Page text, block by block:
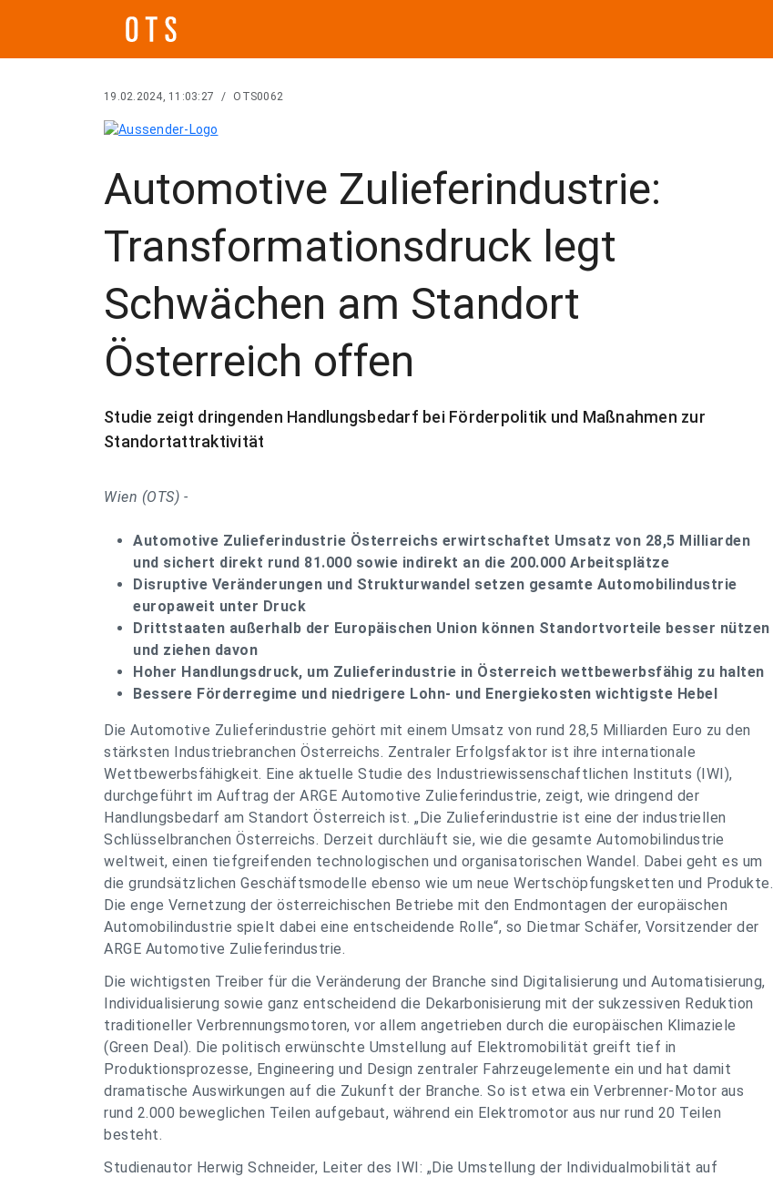
19.02.2024, 11:03:27 / OTS0062
Automotive Zulieferindustrie:
Transformationsdruck legt
Schwächen am Standort
Österreich offen
Studie zeigt dringenden Handlungsbedarf bei Förderpolitik und Maßnahmen zur
Standortattraktivität
Wien (OTS) -
Automotive Zulieferindustrie Österreichs erwirtschaftet Umsatz von 28,5 Milliarden
und sichert direkt rund 81.000 sowie indirekt an die 200.000 Arbeitsplätze
Disruptive Veränderungen und Strukturwandel setzen gesamte Automobilindustrie
europaweit unter Druck
Drittstaaten außerhalb der Europäischen Union können Standortvorteile besser nützen
und ziehen davon
Hoher Handlungsdruck, um Zulieferindustrie in Österreich wettbewerbsfähig zu halten
Bessere Förderregime und niedrigere Lohn- und Energiekosten wichtigste Hebel
Die Automotive Zulieferindustrie gehört mit einem Umsatz von rund 28,5 Milliarden Euro zu den
stärksten Industriebranchen Österreichs. Zentraler Erfolgsfaktor ist ihre internationale
Wettbewerbsfähigkeit. Eine aktuelle Studie des Industriewissenschaftlichen Instituts (IWI),
durchgeführt im Auftrag der ARGE Automotive Zulieferindustrie, zeigt, wie dringend der
Handlungsbedarf am Standort Österreich ist. „Die Zulieferindustrie ist eine der industriellen
Schlüsselbranchen Österreichs. Derzeit durchläuft sie, wie die gesamte Automobilindustrie
weltweit, einen tiefgreifenden technologischen und organisatorischen Wandel. Dabei geht es um
die grundsätzlichen Geschäftsmodelle ebenso wie um neue Wertschöpfungsketten und Produkte.
Die enge Vernetzung der österreichischen Betriebe mit den Endmontagen der europäischen
Automobilindustrie spielt dabei eine entscheidende Rolle“, so Dietmar Schäfer, Vorsitzender der
ARGE Automotive Zulieferindustrie.
Die wichtigsten Treiber für die Veränderung der Branche sind Digitalisierung und Automatisierung,
Individualisierung sowie ganz entscheidend die Dekarbonisierung mit der sukzessiven Reduktion
traditioneller Verbrennungsmotoren, vor allem angetrieben durch die europäischen Klimaziele
(Green Deal). Die politisch erwünschte Umstellung auf Elektromobilität greift tief in
Produktionsprozesse, Engineering und Design zentraler Fahrzeugelemente ein und hat damit
dramatische Auswirkungen auf die Zukunft der Branche. So ist etwa ein Verbrenner-Motor aus
rund 2.000 beweglichen Teilen aufgebaut, während ein Elektromotor aus nur rund 20 Teilen
besteht.
Studienautor Herwig Schneider, Leiter des IWI: „Die Umstellung der Individualmobilität auf